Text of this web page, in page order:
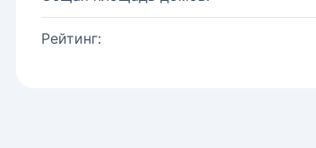
Рейтинг: